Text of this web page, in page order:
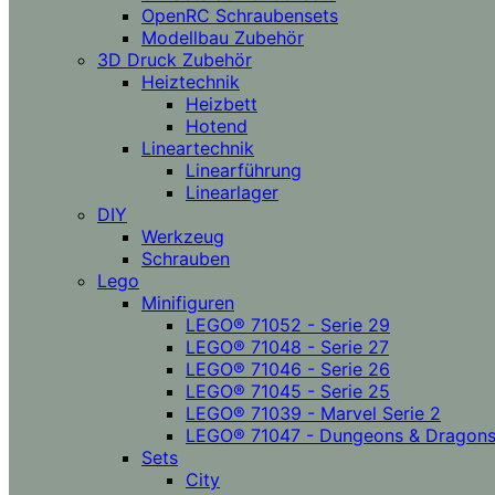
OpenRC Schraubensets
Modellbau Zubehör
3D Druck Zubehör
Heiztechnik
Heizbett
Hotend
Lineartechnik
Linearführung
Linearlager
DIY
Werkzeug
Schrauben
Lego
Minifiguren
LEGO® 71052 - Serie 29
LEGO® 71048 - Serie 27
LEGO® 71046 - Serie 26
LEGO® 71045 - Serie 25
LEGO® 71039 - Marvel Serie 2
LEGO® 71047 - Dungeons & Dragons
Sets
City